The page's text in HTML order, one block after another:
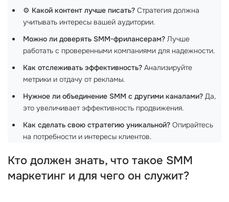
⚙️ Какой контент лучше писать? Стратегия должна
учитывать интересы вашей аудитории.
Можно ли доверять SMM-фрилансерам? Лучше
работать с проверенными компаниями для надежности.
Как отслеживать эффективность? Анализируйте
метрики и отдачу от рекламы.
Нужное ли объединение SMM с другими каналами? Да,
это увеличивает эффективность продвижения.
Как сделать свою стратегию уникальной? Опирайтесь
на потребности и интересы клиентов.
Кто должен знать, что такое SMM
маркетинг и для чего он служит?